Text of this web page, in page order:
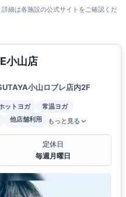
細は各施設の公式サイトをご確認くだ
小山店
小山ロブレ店内2F
ットヨガ
常温ヨガ
他店舗利用 もっと見る
定休日
毎週月曜日